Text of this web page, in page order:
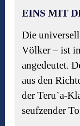
EINS MIT
Die
Völker – ist
angedeutet.
aus den
der Teru`a-
seufzender